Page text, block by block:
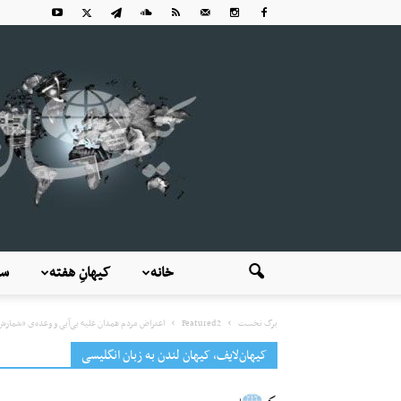
کیهانِ هفته خانه
برگ نخست Featured2 اعتراض مردم همدان علیه بی‌آبی و وعده‌ی
کیهان‌لایف، کیهان لندن به زبان انگلیسی